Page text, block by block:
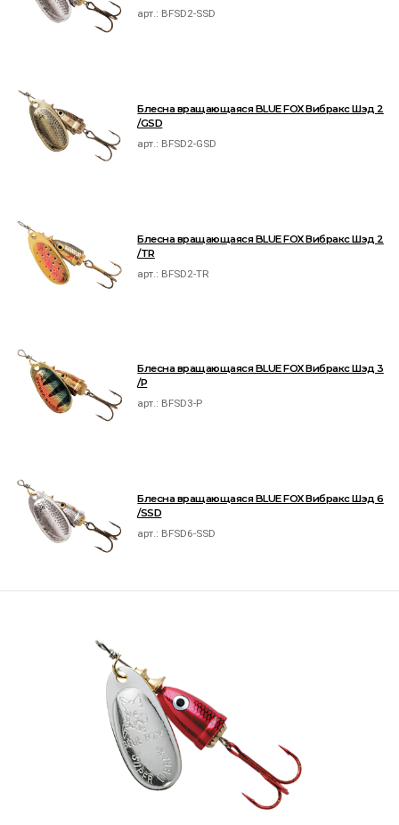
арт.: BFSD2-SSD
Блесна вращающаяся BLUE FOX Вибракс Шэд 2
/GSD
арт.: BFSD2-GSD
Блесна вращающаяся BLUE FOX Вибракс Шэд 2
/TR
арт.: BFSD2-TR
Блесна вращающаяся BLUE FOX Вибракс Шэд 3
/P
арт.: BFSD3-P
Блесна вращающаяся BLUE FOX Вибракс Шэд 6
/SSD
арт.: BFSD6-SSD